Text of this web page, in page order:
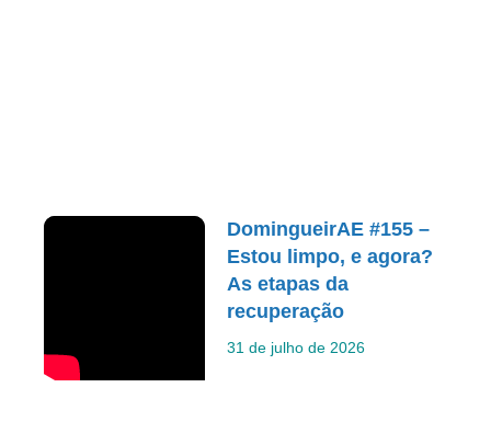
DomingueirAE #155 –
Estou limpo, e agora?
As etapas da
recuperação
31 de julho de 2026